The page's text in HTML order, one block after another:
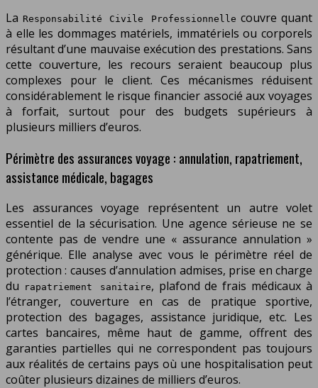
La Responsabilité Civile Professionnelle couvre quant
à elle les dommages matériels, immatériels ou corporels
résultant d’une mauvaise exécution des prestations. Sans
cette couverture, les recours seraient beaucoup plus
complexes pour le client. Ces mécanismes réduisent
considérablement le risque financier associé aux voyages
à forfait, surtout pour des budgets supérieurs à
plusieurs milliers d’euros.
Périmètre des assurances voyage : annulation, rapatriement,
assistance médicale, bagages
Les assurances voyage représentent un autre volet
essentiel de la sécurisation. Une agence sérieuse ne se
contente pas de vendre une « assurance annulation »
générique. Elle analyse avec vous le périmètre réel de
protection : causes d’annulation admises, prise en charge
du
rapatriement sanitaire, plafond de frais médicaux à
l’étranger, couverture en cas de pratique sportive,
protection des bagages, assistance juridique, etc. Les
cartes bancaires, même haut de gamme, offrent des
garanties partielles qui ne correspondent pas toujours
aux réalités de certains pays où une hospitalisation peut
coûter plusieurs dizaines de milliers d’euros.